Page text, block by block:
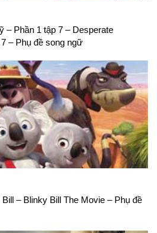
– Phần 1 tập 7 – Desperate
– Phụ đề song ngữ
– Blinky Bill The Movie – Phụ đề